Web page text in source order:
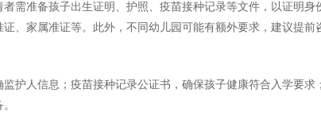
需准备孩子出生证明、护照、疫苗接种记录等文件，以证明
、家属准证等。此外，不同幼儿园可能有额外要求，建议提前
护人信息；疫苗接种记录公证书，确保孩子健康符合入学要